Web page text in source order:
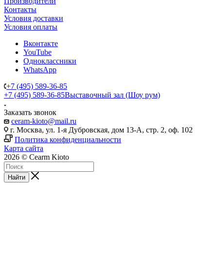
Контакты
Условия доставки
Условия оплаты
Вконтакте
YouTube
Одноклассники
WhatsApp
+7 (495) 589-36-85
+7 (495) 589-36-85Выставочный зал (Шоу рум)
Заказать звонок
ceram-kioto@mail.ru
г. Москва, ул. 1-я Дубровская, дом 13-А, стр. 2, оф. 102
Политика конфиденциальности
Карта сайта
2026 © Cearm Kioto
Найти